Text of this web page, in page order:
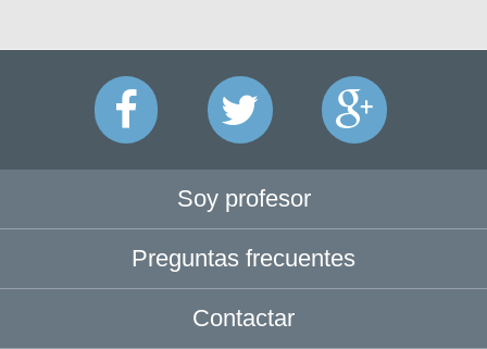
Soy profesor
Preguntas frecuentes
Contactar